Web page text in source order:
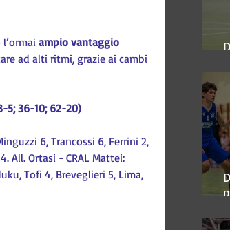
ampio vantaggio
ad alti ritmi, grazie ai cambi
5; 36-10; 62-20)
6, Trancossi 6, Ferrini 2,
All. Ortasi - CRAL Mattei:
Tofi 4, Breveglieri 5, Lima,